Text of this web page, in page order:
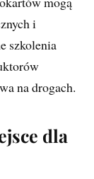
i
szkolenia
na drogach.
dla